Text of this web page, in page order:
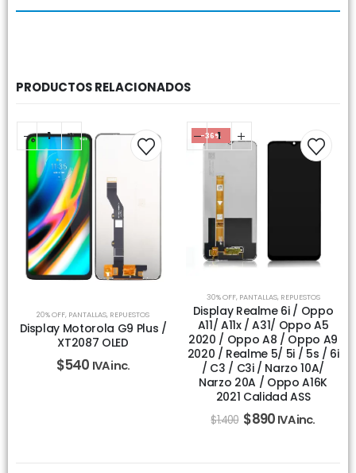
PRODUCTOS RELACIONADOS
20% OFF, PANTALLAS, REPUESTOS
Display Motorola G9 Plus /
XT2087 OLED
$540 IVA inc.
-36%
30% OFF, PANTALLAS, REPUESTOS
Display Realme 6i / Oppo
A11/ A11x / A31/ Oppo A5
2020 / Oppo A8 / Oppo A9
2020 / Realme 5/ 5i / 5s / 6i
/ C3 / C3i / Narzo 10A/
Narzo 20A / Oppo A16K
2021 Calidad ASS
$1.400 $890 IVA inc.